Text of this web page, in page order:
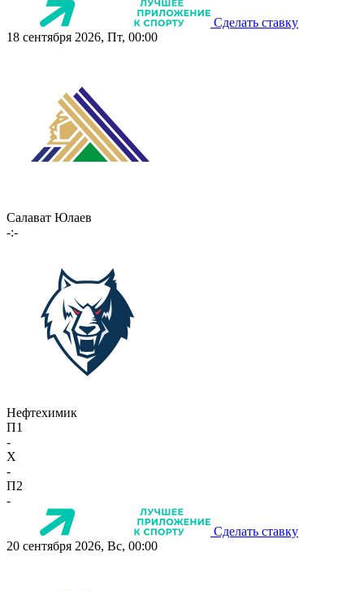
Сделать ставку
18 сентября 2026, Пт, 00:00
Салават Юлаев
-:-
Нефтехимик
П1
-
X
-
П2
-
Сделать ставку
20 сентября 2026, Вс, 00:00